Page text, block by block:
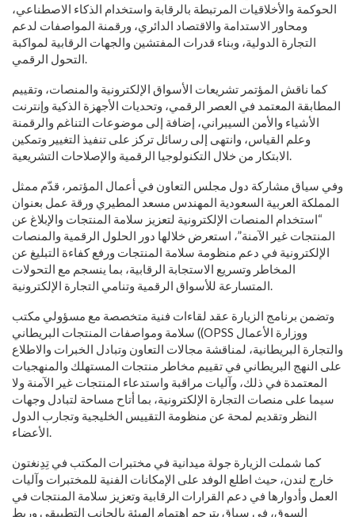
الحوكمة والأخلاقيات المرتبطة بالرقابة واستخدام الذكاء الاصطناعي،
ومحاور الاستدامة والاقتصاد الدائري، ورقمنة المواصفات لدعم
التجارة الدولية، وبناء قدرات المفتشين والجهات الرقابية لمواكبة
التحول الرقمي.
كما ناقش المؤتمر تشريعات الأسواق الإلكترونية والمنصات، وتقييم
المطابقة المعتمد في العصر الرقمي، وتحديات الأجهزة الذكية وإنترنت
الأشياء والأمن السيبراني، إضافة إلى موضوعات التناغم والرقمنة
وعلم القياس، وانتهى إلى رسائل تركز على تنفيذ التغيير وتمكين
الابتكار من خلال التكنولوجيا الرقمية والإصلاحات التشريعية.
وفي سياق مشاركة دول مجلس التعاون في أعمال المؤتمر، قدّم ممثل
المملكة العربية السعودية المهندس مسعد المطيري ورقة عمل بعنوان
“استخدام المنصات الإلكترونية لتعزيز سلامة المنتجات والإبلاغ عن
المنتجات غير الآمنة”، استعرض خلالها دور الحلول الرقمية والمنصات
الإلكترونية في دعم منظومة سلامة المنتجات ورفع كفاءة التبليغ عن
المخاطر وتسريع الاستجابة الرقابية، بما ينسجم مع التحولات
المتسارعة للأسواق الرقمية وتنامي التجارة الإلكترونية.
وتضمن برنامج الزيارة عقد لقاءات فنية متخصصة مع مسؤولي مكتب
سلامة ومواصفات المنتجات البريطاني ((OPSS ووزارة الأعمال
والتجارة البريطانية، لمناقشة مجالات التعاون وتبادل الخبرات والاطلاع
على النهج البريطاني في تقييم مخاطر منتجات المستهلك والمنهجيات
المعتمدة في ذلك، وآليات مراقبة واستدعاء المنتجات غير الآمنة ولا
سيما على منصات التجارة الإلكترونية، بما أتاح مساحة لتبادل وجهات
النظر وتقديم لمحة عن منظومة التقييس الخليجية وتجارب الدول
الأعضاء.
كما شملت الزيارة جولة ميدانية في مختبرات المكتب في تِدِنغتون
خارج لندن، حيث اطلع الوفد على الإمكانات الفنية للمختبرات وآليات
العمل وأدوارها في دعم القرارات الرقابية وتعزيز سلامة المنتجات في
السوق، في سياق يترجم اهتمام الهيئة بالجانب التطبيقي وربط